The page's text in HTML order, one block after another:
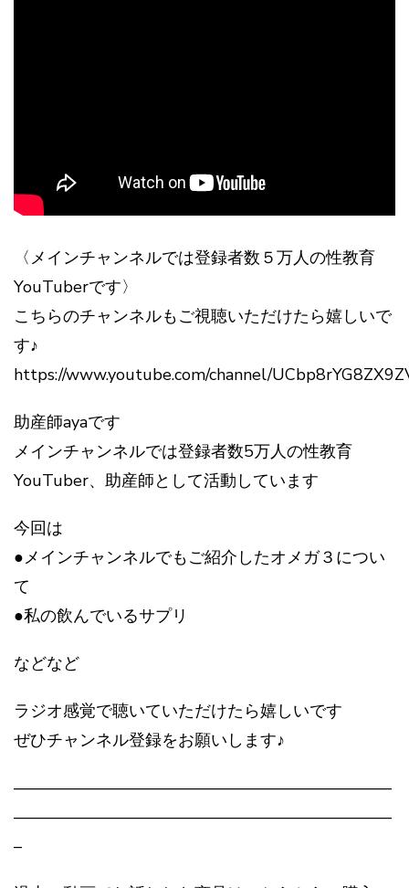
〈メインチャンネルでは登録者数５万人の性教育
YouTuberです〉
こちらのチャンネルもご視聴いただけたら嬉しいで
す♪
https://www.youtube.com/channel/
助産師ayaです
メインチャンネルでは登録者数5万人の性教育
YouTuber、助産師として活動しています
今回は
●メインチャンネルでもご紹介したオメガ３につい
て
●私の飲んでいるサプリ
などなど
ラジオ感覚で聴いていただけたら嬉しいです
ぜひチャンネル登録をお願いします♪
———————————————————————
———————————————————————
–